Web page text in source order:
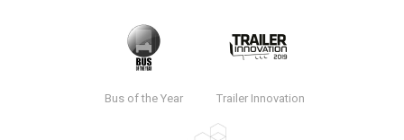
Bus of the Year Trailer Innovation